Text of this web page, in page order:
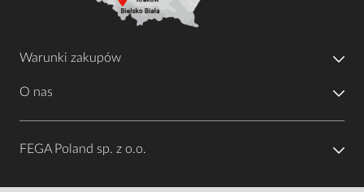
Warunki zakupów
O nas
FEGA Poland sp. z o.o.